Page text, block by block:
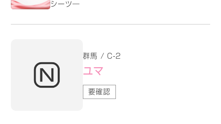
シーツ―
群馬 / C-2
ユマ
要確認